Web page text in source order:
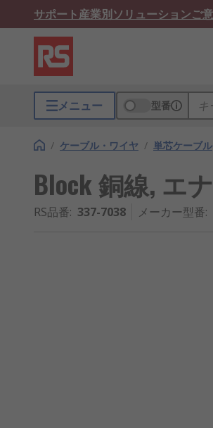
サポート産業別ソリューションご
メニュー 型番
/ ケーブル・ワイヤ / 単芯ケーブル
Block 銅線, エ
RS品番: 337-7038 メーカー型番: